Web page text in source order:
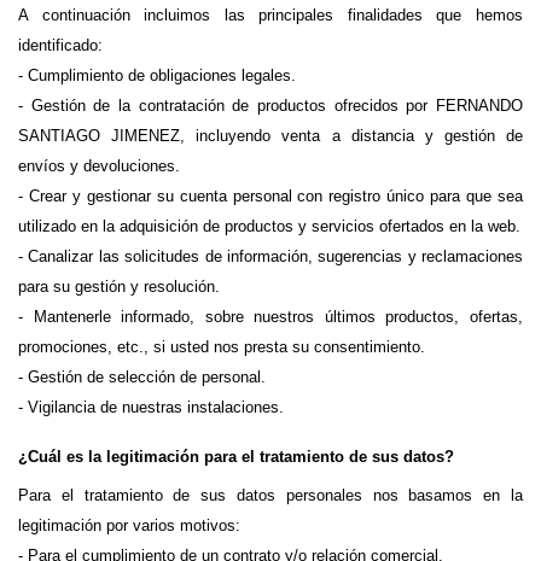
A continuación incluimos las principales finalidades que hemos
identificado:
- Cumplimiento de obligaciones legales.
- Gestión de la contratación de productos ofrecidos por FERNANDO
SANTIAGO JIMENEZ, incluyendo venta a distancia y gestión de
envíos y devoluciones.
- Crear y gestionar su cuenta personal con registro único para que sea
utilizado en la adquisición de productos y servicios ofertados en la web.
- Canalizar las solicitudes de información, sugerencias y reclamaciones
para su gestión y resolución.
- Mantenerle informado, sobre nuestros últimos productos, ofertas,
promociones, etc., si usted nos presta su consentimiento.
- Gestión de selección de personal.
- Vigilancia de nuestras instalaciones.
¿Cuál es la legitimación para el tratamiento de sus datos?
Para el tratamiento de sus datos personales nos basamos en la
legitimación por varios motivos:
- Para el cumplimiento de un contrato y/o relación comercial.